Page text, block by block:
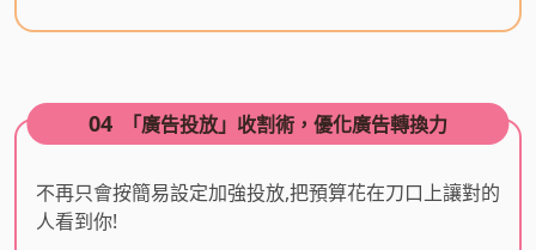
04 「廣告投放」收割術，優化廣告轉換力
不再只會按簡易設定加強投放,把預算花在刀口上讓對的
人看到你!